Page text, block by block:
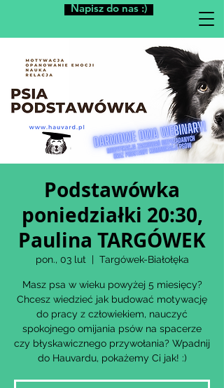
Napisz do nas :)
Podstawówka
poniedziałki 20:30,
Paulina TARGÓWEK
pon., 03 lut
  |
Targówek-Białołęka
Masz psa w wieku powyżej 5 miesięcy?
Chcesz wiedzieć jak budować motywację
do pracy z człowiekiem, nauczyć
spokojnego omijania psów na spacerze
czy błyskawicznego przywołania? Wpadnij